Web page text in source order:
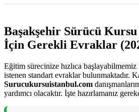
Başakşehir Sürücü
İçin Gerekli Evraklar
Eğitim sürecinize hızlıca
istenen standart evraklar bulunmaktadır.
Surucukursuistanbul.com
yardımcı olacaktır. İşte hazırlamanız